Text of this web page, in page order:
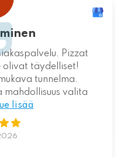
Pizzat
olivat täydelliset!
tunnelma.
mahdollisuus valita
lisää